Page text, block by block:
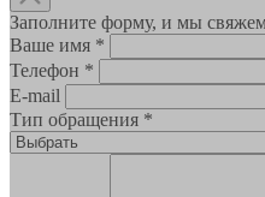
Заполните форму, и мы
Ваше имя *
Телефон *
E-mail
Тип обращения *